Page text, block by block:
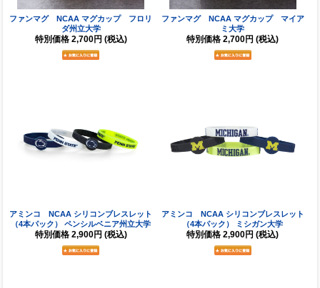
ファンマグ NCAA マグカップ フロリ
ダ州立大学
特別価格 2,700円 (税込)
ファンマグ NCAA マグカップ マイア
ミ大学
特別価格 2,700円 (税込)
アミンコ NCAA シリコンブレスレット
（4本パック） ペンシルベニア州立大学
特別価格 2,900円 (税込)
アミンコ NCAA シリコンブレスレット
（4本パック） ミシガン大学
特別価格 2,900円 (税込)